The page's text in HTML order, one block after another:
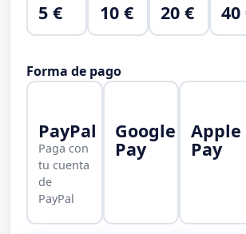
5 € 10 € 20 € 40
Forma de pago
PayPal
Paga con
tu cuenta
de
PayPal
Google
Pay
Apple
Pay